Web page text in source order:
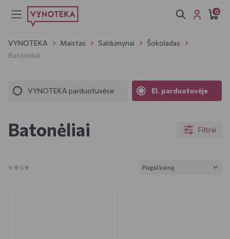
0
VYNOTEKA Maistas Saldumynai
Šokoladas
Batonėliai
VYNOTEKA parduotuvėse El. parduotuvėje
Batonėliai Filtrai
Pagal kainą
1-9 iš 9